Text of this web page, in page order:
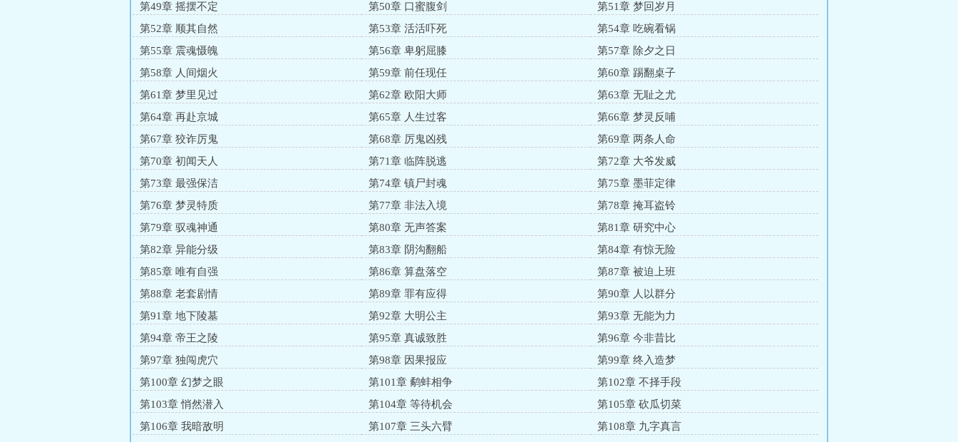
第49章 摇摆不定
第50章 口蜜腹剑
第51章 梦回岁月
第52章 顺其自然
第53章 活活吓死
第54章 吃碗看锅
第55章 震魂慑魄
第56章 卑躬屈膝
第57章 除夕之日
第58章 人间烟火
第59章 前任现任
第60章 踢翻桌子
第61章 梦里见过
第62章 欧阳大师
第63章 无耻之尤
第64章 再赴京城
第65章 人生过客
第66章 梦灵反哺
第67章 狡诈厉鬼
第68章 厉鬼凶残
第69章 两条人命
第70章 初闻天人
第71章 临阵脱逃
第72章 大爷发威
第73章 最强保洁
第74章 镇尸封魂
第75章 墨菲定律
第76章 梦灵特质
第77章 非法入境
第78章 掩耳盗铃
第79章 驭魂神通
第80章 无声答案
第81章 研究中心
第82章 异能分级
第83章 阴沟翻船
第84章 有惊无险
第85章 唯有自强
第86章 算盘落空
第87章 被迫上班
第88章 老套剧情
第89章 罪有应得
第90章 人以群分
第91章 地下陵墓
第92章 大明公主
第93章 无能为力
第94章 帝王之陵
第95章 真诚致胜
第96章 今非昔比
第97章 独闯虎穴
第98章 因果报应
第99章 终入造梦
第100章 幻梦之眼
第101章 鹬蚌相争
第102章 不择手段
第103章 悄然潜入
第104章 等待机会
第105章 砍瓜切菜
第106章 我暗敌明
第107章 三头六臂
第108章 九字真言